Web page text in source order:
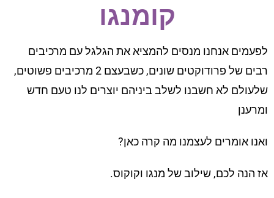
קומנגו
לפעמים אנחנו מנסים להמציא את הגלגל עם מרכיבים
רבים של פרודוקטים שונים, כשבעצם 2 מרכיבים פשוטים,
שלעולם לא חשבנו לשלב ביניהם יוצרים לנו טעם חדש
ומרענן
ואנו אומרים לעצמנו מה קרה כאן?
אז הנה לכם, שילוב של מנגו וקוקוס.